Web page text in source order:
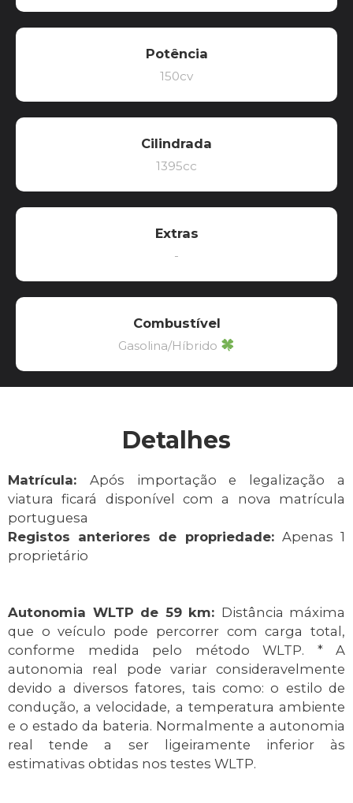
Potência
150cv
Cilindrada
1395cc
Extras
-
Combustível
Gasolina/Híbrido
Detalhes
Matrícula: Após importação e legalização a
viatura ficará disponível com a nova matrícula
portuguesa
Registos anteriores de propriedade: Apenas 1
proprietário
Autonomia WLTP de 59 km: Distância máxima
que o veículo pode percorrer com carga total,
conforme medida pelo método WLTP. * A
autonomia real pode variar consideravelmente
devido a diversos fatores, tais como: o estilo de
condução, a velocidade, a temperatura ambiente
e o estado da bateria. Normalmente a autonomia
real tende a ser ligeiramente inferior às
estimativas obtidas nos testes WLTP.